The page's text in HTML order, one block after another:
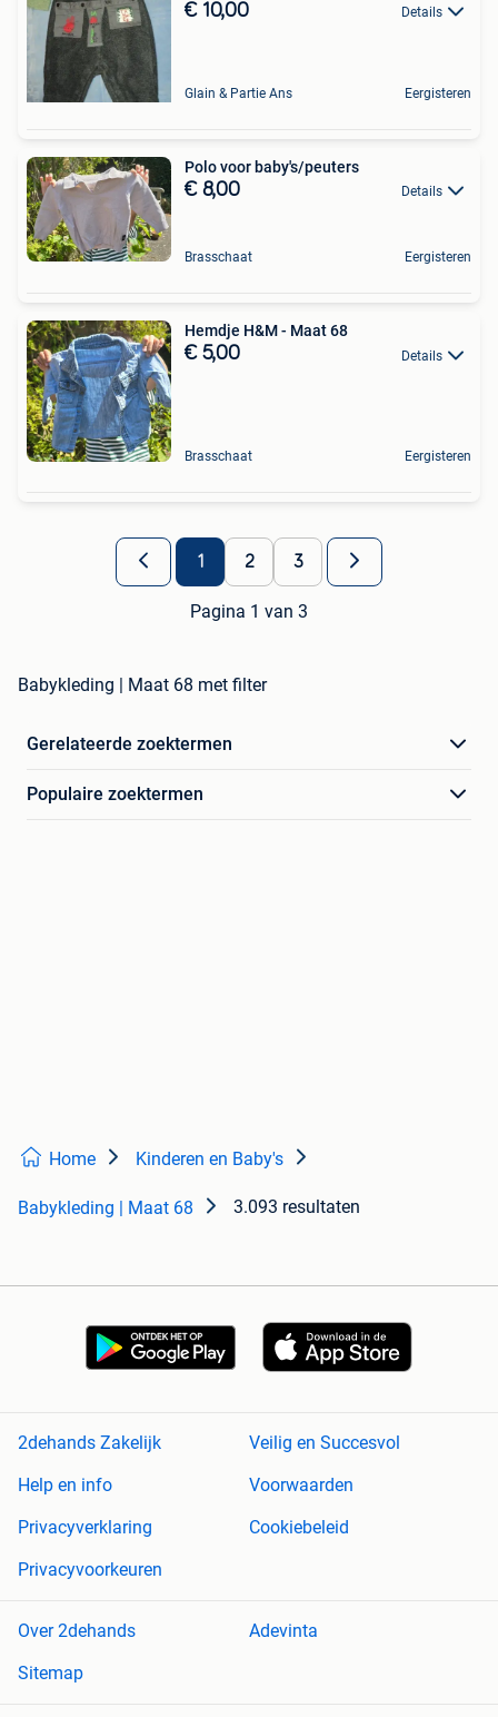
€ 10,00 Details
Glain & Partie Ans Eergisteren
Polo voor baby's/peuters
€ 8,00 Details
Brasschaat Eergisteren
Hemdje H&M - Maat 68
€ 5,00 Details
Brasschaat Eergisteren
1 2 3
Pagina 1 van 3
Babykleding | Maat 68 met filter
Gerelateerde zoektermen
Populaire zoektermen
Home Kinderen en Baby's
Babykleding | Maat 68 3.093 resultaten
2dehands Zakelijk
Veilig en Succesvol
Help en info
Voorwaarden
Privacyverklaring
Cookiebeleid
Privacyvoorkeuren
Over 2dehands
Adevinta
Sitemap